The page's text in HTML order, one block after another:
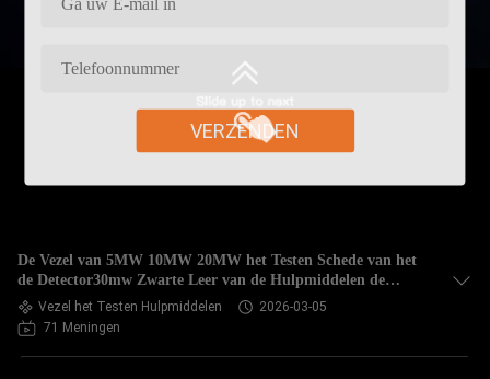
VERZENDEN
De Vezel van 5MW 10MW 20MW het Testen Schede van het
de Detector30mw Zwarte Leer van de Hulpmiddelen de
Visuele Fout
Vezel het Testen Hulpmiddelen
2026-03-05
71 Meningen